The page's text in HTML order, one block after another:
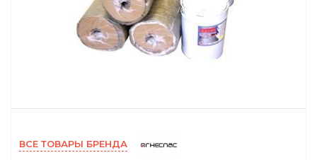
ВСЕ ТОВАРЫ БРЕНДА